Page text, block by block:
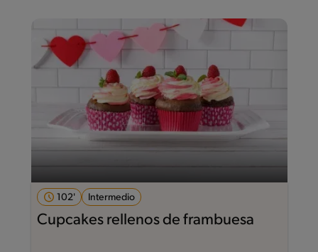
102' Intermedio
Cupcakes rellenos de frambuesa